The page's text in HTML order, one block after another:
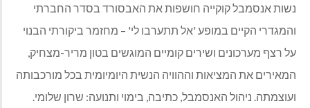
נשות אנסמבל קוקייה חושפות את האבסורד בסדר החברתי
והמגדרי הקיים במופע 'אל תתערבו לי' – מחזמר ביקורתי הבנוי
על רצף מערכונים ושירים קומיים המוגשים בטון מריר-מצחיק,
המאירים את המציאות וההוויה הנשית היומיומית בכל מורכבותה
ועוצמתה. ניהול האנסמבל, כתיבה, בימוי ותנועה: שרון שלומי.